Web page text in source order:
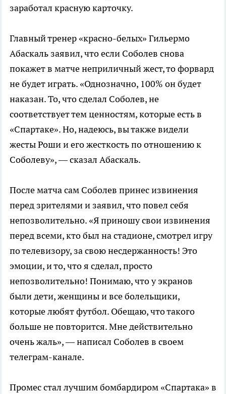
заработал красную карточку.
Главный тренер «красно-белых» Гильермо
Абаскаль заявил, что если Соболев снова
покажет в матче неприличный жест, то форвард
не будет играть. «Однозначно, 100% он будет
наказан. То, что сделал Соболев, не
соответствует тем ценностям, которые есть в
«Спартаке». Но, надеюсь, вы также видели
жесты Роши и его жесткость по отношению к
Соболеву», — сказал Абаскаль.
После матча сам Соболев принес извинения
перед зрителями и заявил, что повел себя
непозволительно. «Я приношу свои извинения
перед всеми, кто был на стадионе, смотрел игру
по телевизору, за свою несдержанность! Это
эмоции, и то, что я сделал, просто
непозволительно! Понимаю, что у экранов
были дети, женщины и все болельщики,
которые любят футбол. Обещаю, что такого
больше не повторится. Мне действительно
очень жаль», — написал Соболев в своем
телеграм-канале.
Промес стал лучшим бомбардиром «Спартака» в